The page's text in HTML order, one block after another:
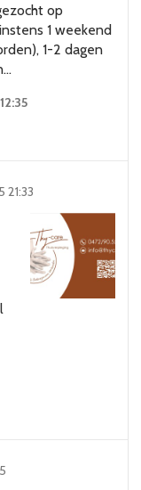
op
1 weekend
1-2 dagen